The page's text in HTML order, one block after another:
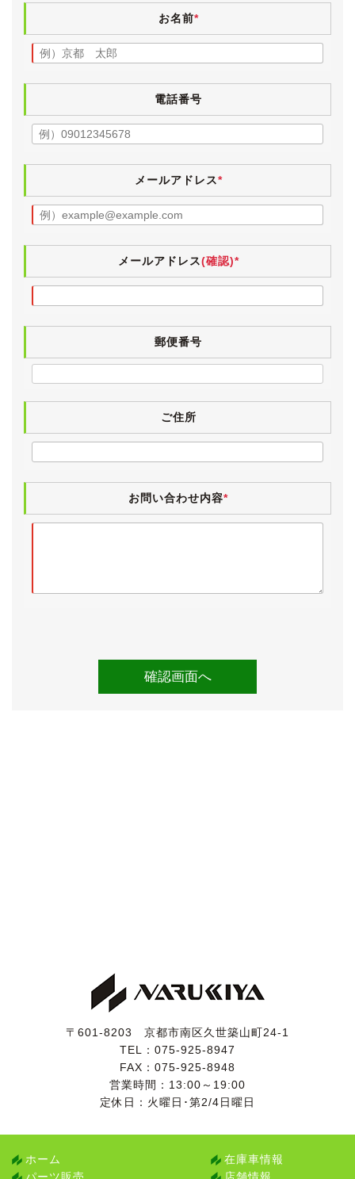
目分量で７分山程度、ヒビワレは見受けられませんの
《内装》
小傷や薄汚れなど多少の使用感こそございますが、年式
や走行距離を感じさせないきれいな内装です。
灰皿部分が布張りの小物入れとなっている禁煙仕様車
で、当然ですがヤニ汚れやタバコ臭はございません。
す。
インテリアセレクションならではの上質なセミアニリン
レザーは、運転席などに若干の使用感はございますが、
こちらも状態は良好です。
嫌なテカリもございません。
ちよくお乗りいただけると思います。
電格ミラー・パワーウィンドウ・サンルーフ・パワーシ
ート・エアコン・スマートキー・電動チルト＆テレスコ
ステアリング・ナビタッチパネル・CD再生・イージー
気付いた点としましては、電動コーナーポールが不良で
また、リアアームレストの液晶部分が表示されません。
《各機関》
試乗しましたところ、エンジンやオートマに特に気にな
るところはございませんでした。
です(純正部品を使用して95,000円くらいです)。
お名前*
電話番号
メールアドレス*
メールアドレス(確認)*
郵便番号
ご住所
お問い合わせ内容*
〒601-8203 京都市南区久世築山町24-1
TEL： 075-925-8947
FAX：075-925-8948
営業時間：13:00～19:00
定休日：火曜日･第2/4日曜日
ホーム
在庫車情報